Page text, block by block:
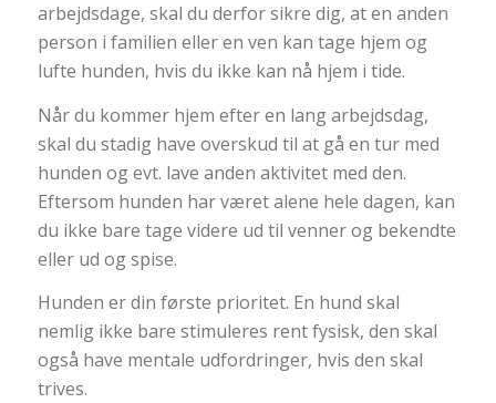
arbejdsdage, skal du derfor sikre dig, at en anden
person i familien eller en ven kan tage hjem og
lufte hunden, hvis du ikke kan nå hjem i tide.
Når du kommer hjem efter en lang arbejdsdag,
skal du stadig have overskud til at gå en tur med
hunden og evt. lave anden aktivitet med den.
Eftersom hunden har været alene hele dagen, kan
du ikke bare tage videre ud til venner og bekendte
eller ud og spise.
Hunden er din første prioritet. En hund skal
nemlig ikke bare stimuleres rent fysisk, den skal
også have mentale udfordringer, hvis den skal
trives.